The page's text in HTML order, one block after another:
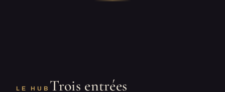
LE HUB Trois entrées